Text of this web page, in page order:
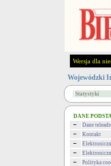
Wersja dla
Wojewódzki
Statystyki
DANE
Dane
Kontakt
Polityka